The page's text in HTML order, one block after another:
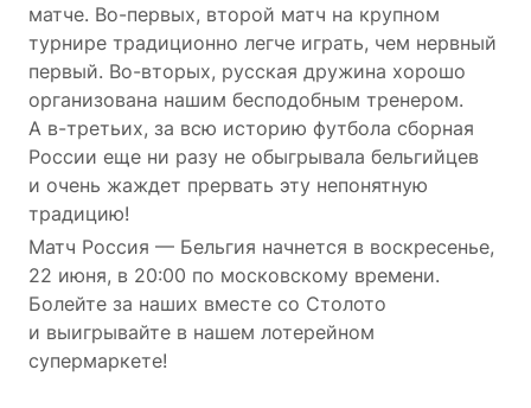
матче. Во-первых, второй матч на крупном
турнире традиционно легче играть, чем нервный
первый. Во-вторых, русская дружина хорошо
организована нашим бесподобным тренером.
А в-третьих, за всю историю футбола сборная
России еще ни разу не обыгрывала бельгийцев
и очень жаждет прервать эту непонятную
традицию!
Матч Россия — Бельгия начнется в воскресенье,
22 июня, в 20:00 по московскому времени.
Болейте за наших вместе со Столото
и выигрывайте в нашем лотерейном
супермаркете!